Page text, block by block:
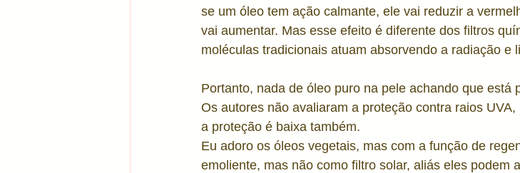
se um óleo tem ação calmante, ele vai reduzir a
vai aumentar. Mas esse efeito é diferente dos filtros
moléculas tradicionais atuam absorvendo a radiação e
Portanto, nada de óleo puro na pele achando que está
Os autores não avaliaram a proteção contra raios
a proteção é baixa também.
Eu adoro os óleos vegetais, mas com a função de
emoliente, mas não como filtro solar, aliás eles podem